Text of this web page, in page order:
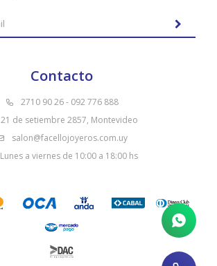
Contacto
2710 90 26 - 092 776 888
21 de setiembre 2857, Montevideo
salon@facellojoyeros.com.uy
Lunes a viernes de 10:00 a 18:00 hs